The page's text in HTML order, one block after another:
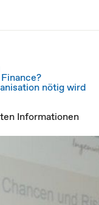
nötig wird
Informationen